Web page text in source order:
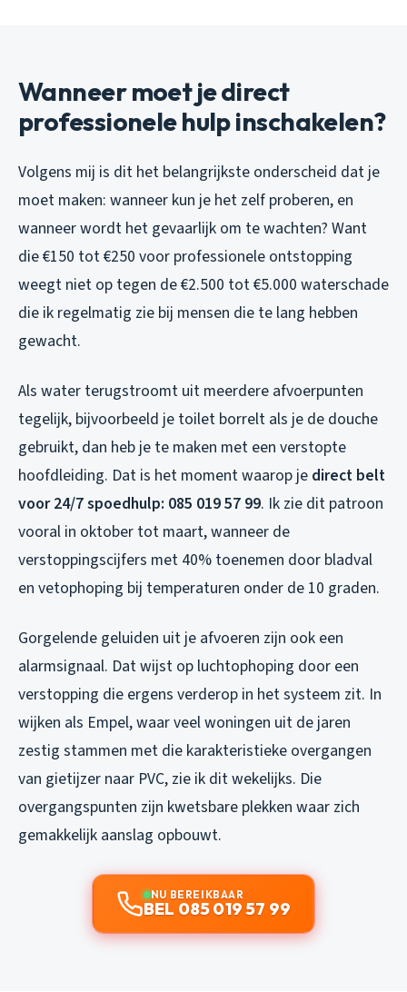
Wanneer moet je direct
professionele hulp inschakelen?
Volgens mij is dit het belangrijkste onderscheid dat je
moet maken: wanneer kun je het zelf proberen, en
wanneer wordt het gevaarlijk om te wachten? Want
die €150 tot €250 voor professionele ontstopping
weegt niet op tegen de €2.500 tot €5.000 waterschade
die ik regelmatig zie bij mensen die te lang hebben
gewacht.
Als water terugstroomt uit meerdere afvoerpunten
tegelijk, bijvoorbeeld je toilet borrelt als je de douche
gebruikt, dan heb je te maken met een verstopte
hoofdleiding. Dat is het moment waarop je direct belt
voor 24/7 spoedhulp: 085 019 57 99. Ik zie dit patroon
vooral in oktober tot maart, wanneer de
verstoppingscijfers met 40% toenemen door bladval
en vetophoping bij temperaturen onder de 10 graden.
Gorgelende geluiden uit je afvoeren zijn ook een
alarmsignaal. Dat wijst op luchtophoping door een
verstopping die ergens verderop in het systeem zit. In
wijken als Empel, waar veel woningen uit de jaren
zestig stammen met die karakteristieke overgangen
van gietijzer naar PVC, zie ik dit wekelijks. Die
overgangspunten zijn kwetsbare plekken waar zich
gemakkelijk aanslag opbouwt.
NU BEREIKBAAR
BEL 085 019 57 99